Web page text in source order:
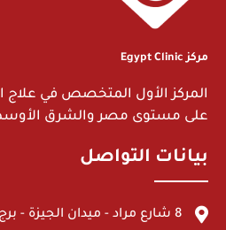
مركز Egypt Clinic
المركز الأول المتخصص في علاج
على مستوى مصر والشرق
بيانات التواصل
8 شارع مراد - ميدان الجيزة - برج جاد - الدور 11